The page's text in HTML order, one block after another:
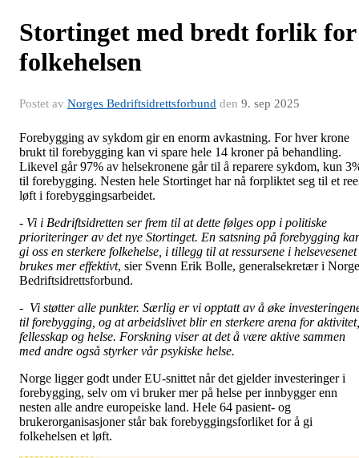
Stortinget med bredt forlik for
folkehelsen
Postet av Norges Bedriftsidrettsforbund den 9. sep 2025
Forebygging av sykdom gir en enorm avkastning. For hver krone
brukt til forebygging kan vi spare hele 14 kroner på behandling.
Likevel går 97% av helsekronene går til å reparere sykdom, kun
til forebygging. Nesten hele Stortinget har nå forpliktet seg til et
løft i forebyggingsarbeidet.
- Vi i Bedriftsidretten ser frem til at dette følges opp i politiske
prioriteringer av det nye Stortinget. En satsning på forebygging
gi oss en sterkere folkehelse, i tillegg til at ressursene i helsevesenet
brukes mer effektivt, sier Svenn Erik Bolle, generalsekretær i
Bedriftsidrettsforbund.
- Vi støtter alle punkter. Særlig er vi opptatt av å øke
til forebygging, og at arbeidslivet blir en sterkere arena for aktivitet,
fellesskap og helse. Forskning viser at det å være aktive sammen
med andre også styrker vår psykiske helse.
Norge ligger godt under EU-snittet når det gjelder investeringer i
forebygging, selv om vi bruker mer på helse per innbygger enn
nesten alle andre europeiske land. Hele 64 pasient- og
brukerorganisasjoner står bak forebyggingsforliket for å gi
folkehelsen et løft.